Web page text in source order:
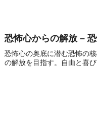
恐怖心からの解放 –
恐怖心の奥底に潜む恐怖の
の解放を目指す。自由と喜び